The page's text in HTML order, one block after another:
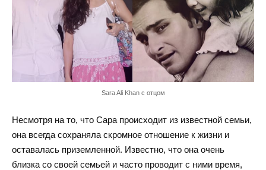
Sara Ali Khan с отцом
Несмотря на то, что Сара происходит из известной семьи,
она всегда сохраняла скромное отношение к жизни и
оставалась приземленной. Известно, что она очень
близка со своей семьей и часто проводит с ними время,